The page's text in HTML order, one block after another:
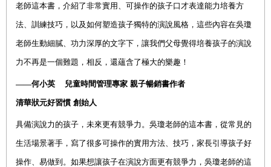
老師這本書，介紹了非常實用、可操作的孩子口才表達能力培養方
法、訓練技巧，以及如何塑造孩子獨特的演說風格，這些內容在吳瓊
老師生動細膩、功力深厚的文字下，讓我們父母覺得培養孩子的演說
力不再是一個難題，相反，還蘊含了極大的樂趣！
——何小英 兒童時間管理專家 親子暢銷書作者
清華狀元好習慣 創始人
具備演說力的孩子，未來更有競爭力。吳瓊老師的這本書，從常見的
生活場景著手，寫了很多可操作的實用方法、技巧，家長引導孩子好
操作、易做到。如果想讓孩子在演說方面更有競爭力，吳瓊老師的這